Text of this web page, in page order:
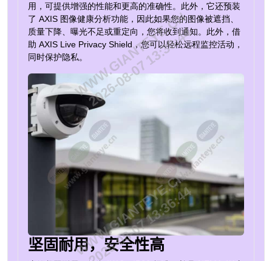
用，可提供增强的性能和更高的准确性。此外，它还预装
了 AXIS 图像健康分析功能，因此如果您的图像被遮挡、
质量下降、曝光不足或重定向，您将收到通知。此外，借
助 AXIS Live Privacy Shield，您可以轻松远程监控活动，
同时保护隐私。
坚固耐用，安全性高
WWW.GIANTEYE.CN
2026-08-07 13:36:44
WWW.GIANTEYE.CN
2026-08-07 13:36:44